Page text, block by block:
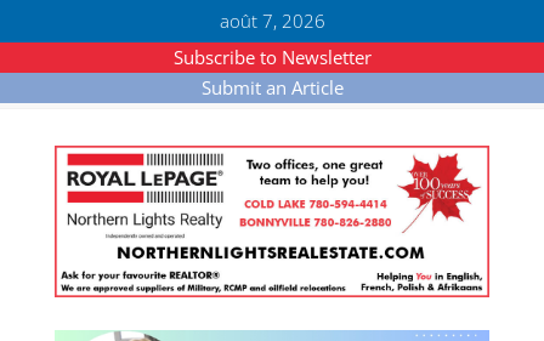
août 7, 2026
Subscribe to Newsletter
Submit an Article